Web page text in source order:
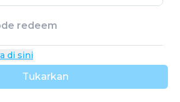
di sini
Tukarkan